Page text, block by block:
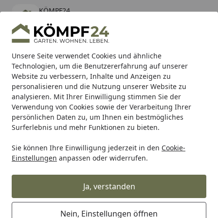
Unsere Seite verwendet Cookies und ähnliche
Technologien, um die Benutzererfahrung auf unserer
Website zu verbessern, Inhalte und Anzeigen zu
personalisieren und die Nutzung unserer Website zu
analysieren. Mit Ihrer Einwilligung stimmen Sie der
Verwendung von Cookies sowie der Verarbeitung Ihrer
persönlichen Daten zu, um Ihnen ein bestmögliches
Surferlebnis und mehr Funktionen zu bieten.
Sie können Ihre Einwilligung jederzeit in den Cookie-
Einstellungen anpassen oder widerrufen.
Ja, verstanden
Nein, Einstellungen öffnen
KÖMPF24
kostenlos - Im App Store
Hotline
Alle Produkte
Mein Konto
Suchen
Karibu Pools inkl. gratis Sandfilteranlage & Pool-
Starterset (Gesamtwert bis 468,99€)
Startseite
Auto & Zweirad Motorradzubehör & Werkzeuge
Supersprox Stealth-Kettenrad 530